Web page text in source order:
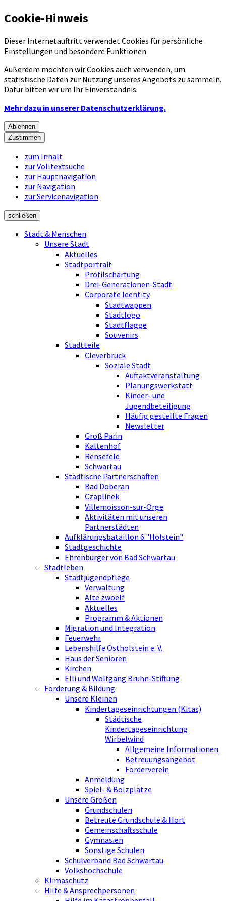
Cookie-Hinweis
Dieser Internetauftritt verwendet Cookies für persönliche
Einstellungen und besondere Funktionen.
Außerdem möchten wir Cookies auch verwenden, um
statistische Daten zur Nutzung unseres Angebots zu sammeln.
Dafür bitten wir um Ihr Einverständnis.
Mehr dazu in unserer Datenschutzerklärung.
Ablehnen
Zustimmen
zum Inhalt
zur Volltextsuche
zur Hauptnavigation
zur Navigation
zur Servicenavigation
schließen
Stadt & Menschen
Unsere Stadt
Aktuelles
Stadtportrait
Profilschärfung
Drei-Generationen-Stadt
Corporate Identity
Stadtwappen
Stadtlogo
Stadtflagge
Souvenirs
Stadtteile
Cleverbrück
Soziale Stadt
Auftaktveranstaltung
Planungswerkstatt
Kinder- und
Jugendbeteiligung
Häufig gestellte Fragen
Newsletter
Groß Parin
Kaltenhof
Rensefeld
Schwartau
Städtische Partnerschaften
Bad Doberan
Czaplinek
Villemoisson-sur-Orge
Aktivitäten mit unseren
Partnerstädten
Aufklärungsbataillon 6 "Holstein"
Stadtgeschichte
Ehrenbürger von Bad Schwartau
Stadtleben
Stadtjugendpflege
Verwaltung
Alte zwoelf
Aktuelles
Programm & Aktionen
Migration und Integration
Feuerwehr
Lebenshilfe Ostholstein e. V.
Haus der Senioren
Kirchen
Elli und Wolfgang Bruhn-Stiftung
Förderung & Bildung
Unsere Kleinen
Kindertageseinrichtungen (Kitas)
Städtische
Kindertageseinrichtung
Wirbelwind
Allgemeine Informationen
Betreuungsangebot
Förderverein
Anmeldung
Spiel- & Bolzplätze
Unsere Großen
Grundschulen
Betreute Grundschule & Hort
Gemeinschaftsschule
Gymnasien
Sonstige Schulen
Schulverband Bad Schwartau
Volkshochschule
Klimaschutz
Hilfe & Ansprechpersonen